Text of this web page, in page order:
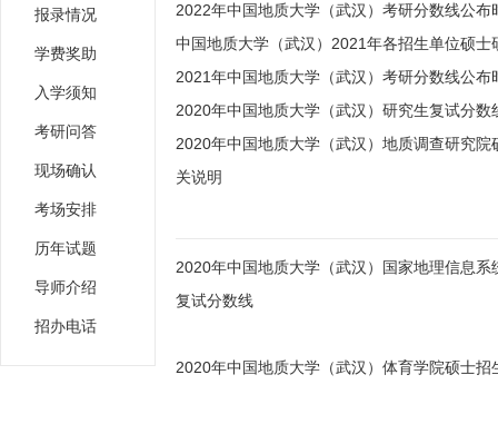
报录情况
学费奖助
入学须知
考研问答
现场确认
考场安排
历年试题
导师介绍
招办电话
2022年中国地质大学（武汉）考研分数线公布
中国地质大学（武汉）2021年各招生单位硕士
2021年中国地质大学（武汉）考研分数线公布
2020年中国地质大学（武汉）研究生复试分数
2020年中国地质大学（武汉）地质调查研究
关说明
2020年中国地质大学（武汉）国家地理信息
复试分数线
2020年中国地质大学（武汉）体育学院硕士